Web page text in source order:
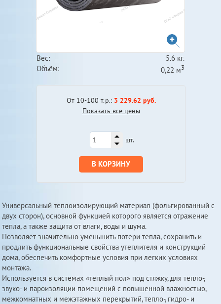
Вес:
5.6 кг.
Объём:
0,22 м3
От 10-100 т.р.: 3 229.62 руб.
Показать все цены
шт.
В КОРЗИНУ
Универсальный теплоизолирующий материал (фольгированный с
двух сторон), основной функцией которого является отражение
тепла, а также защита от влаги, воды и шума.
Позволяет значительно уменьшить потери тепла, сохранить и
продлить функциональные свойства утеплителя и конструкций
дома, обеспечить комфортные условия при легких условиях
монтажа.
Используется в системах «теплый пол» под стяжку, для тепло-,
звуко- и пароизоляции помещений с повышенной влажностью,
межкомнатных и межэтажных перекрытий, тепло-, гидро- и